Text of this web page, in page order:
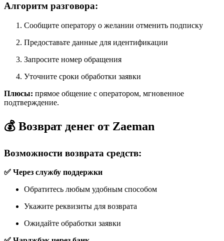
Алгоритм разговора:
Сообщите оператору о желании отменить подписку
Предоставьте данные для идентификации
Запросите номер обращения
Уточните сроки обработки заявки
Плюсы: прямое общение с оператором, мгновенное
подтверждение.
💰 Возврат денег от Zaeman
Возможности возврата средств:
✅ Через службу поддержки
Обратитесь любым удобным способом
Укажите реквизиты для возврата
Ожидайте обработки заявки